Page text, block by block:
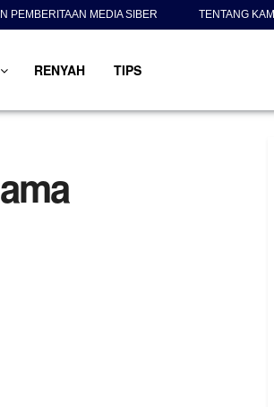
PEMBERITAAN MEDIA SIBER TENTANG KAMI
RENYAH TIPS